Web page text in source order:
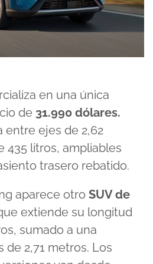
en una única
de 31.990 dólares.
entre ejes de 2,62
435 litros, ampliables
trasero rebatido.
aparece otro SUV de
extiende su longitud
sumado a una
2,71 metros. Los